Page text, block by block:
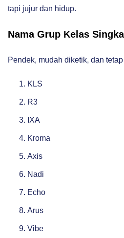
tapi jujur dan hidup.
Nama Grup Kelas
Pendek, mudah diketik, dan
KLS
R3
IXA
Kroma
Axis
Nadi
Echo
Arus
Vibe